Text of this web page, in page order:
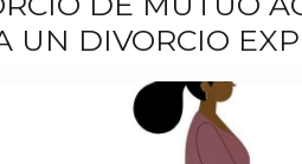
UN DIVORCIO